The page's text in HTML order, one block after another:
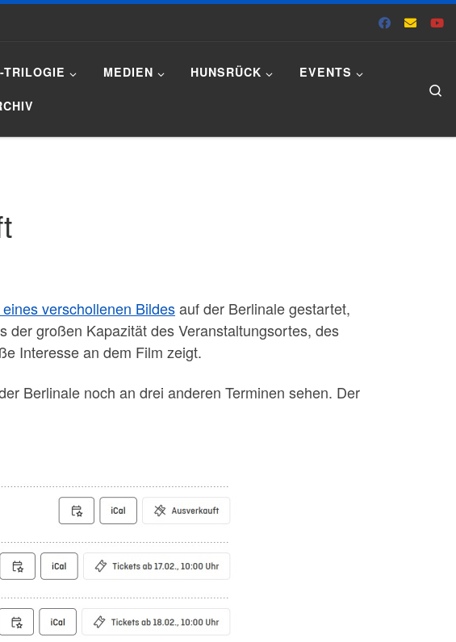
TRILOGIE MEDIEN HUNSRÜCK EVENTS
verschollenen Bildesauf der Berlinale gestartet,
der großen Kapazität des Veranstaltungsortes, des
Interesse an dem Film zeigt.
Berlinale noch an drei anderen Terminen sehen. Der